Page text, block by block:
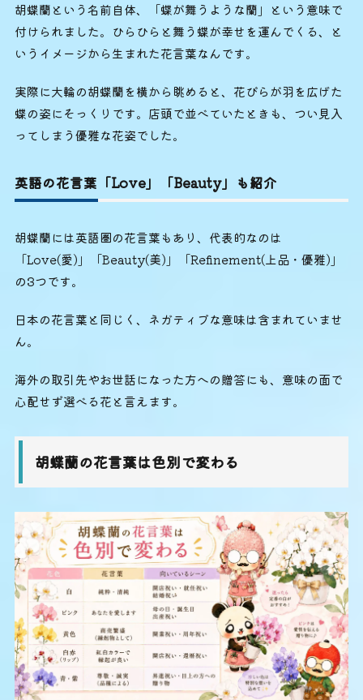
胡蝶蘭という名前自体、「蝶が舞うような蘭」という意味で
付けられました。ひらひらと舞う蝶が幸せを運んでくる、と
いうイメージから生まれた花言葉なんです。
実際に大輪の胡蝶蘭を横から眺めると、花びらが羽を広げた
蝶の姿にそっくりです。店頭で並べていたときも、つい見入
ってしまう優雅な花姿でした。
英語の花言葉「Love」「Beauty」も紹介
胡蝶蘭には英語圏の花言葉もあり、代表的なのは
「Love(愛)」「Beauty(美)」「Refinement(上品・優雅)」
の3つです。
日本の花言葉と同じく、ネガティブな意味は含まれていませ
ん。
海外の取引先やお世話になった方への贈答にも、意味の面で
心配せず選べる花と言えます。
胡蝶蘭の花言葉は色別で変わる